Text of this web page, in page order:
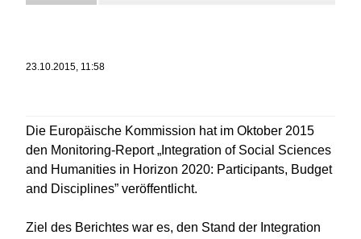
23.10.2015, 11:58
Die Europäische Kommission hat im Oktober 2015
den Monitoring-Report „Integration of Social Sciences
and Humanities in Horizon 2020: Participants, Budget
and Disciplines” veröffentlicht.
Ziel des Berichtes war es, den Stand der Integration